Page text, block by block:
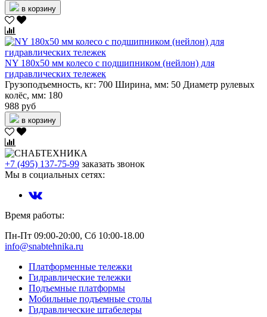
в корзину
NY 180х50 мм колесо с подшипником (нейлон) для
гидравлических тележек
Грузоподъемность, кг: 700 Ширина, мм: 50 Диаметр рулевых
колёс, мм: 180
988 руб
в корзину
+7 (495) 137-75-99 заказать звонок
Мы в социальных сетях:
Время работы:
Пн-Пт 09:00-20:00, Сб 10:00-18.00
info@snabtehnika.ru
Платформенные тележки
Гидравлические тележки
Подъемные платформы
Мобильные подъемные столы
Гидравлические штабелеры